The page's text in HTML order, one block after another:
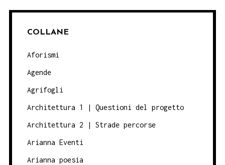
COLLANE
Aforismi
Agende
Agrifogli
Architettura 1 | Questioni del progetto
Architettura 2 | Strade percorse
Arianna Eventi
Arianna poesia